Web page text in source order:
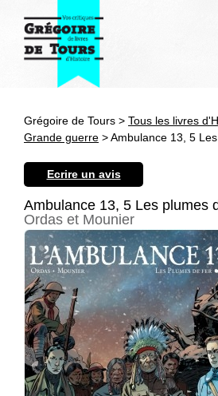
Antiquité
Epoque
Révolution et
XXe siècle
Autres
Thématiques
Grégoire de Tours > Tous les livres
Grande guerre > Ambulance 13, 5
Ecrire un avis
Ambulance 13, 5 Les plumes
Ordas et Mounier